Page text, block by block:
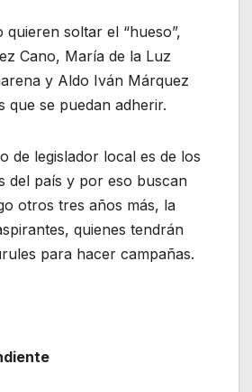
quieren soltar el “hueso”,
Cano, María de la Luz
y Aldo Iván Márquez
que se puedan adherir.
de legislador local es de los
del país y por eso buscan
otros tres años más, la
quienes tendrán
para hacer campañas.